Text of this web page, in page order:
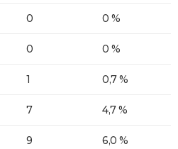
0 0 %
0 0 %
1 0,7 %
7 4,7 %
9 6,0 %